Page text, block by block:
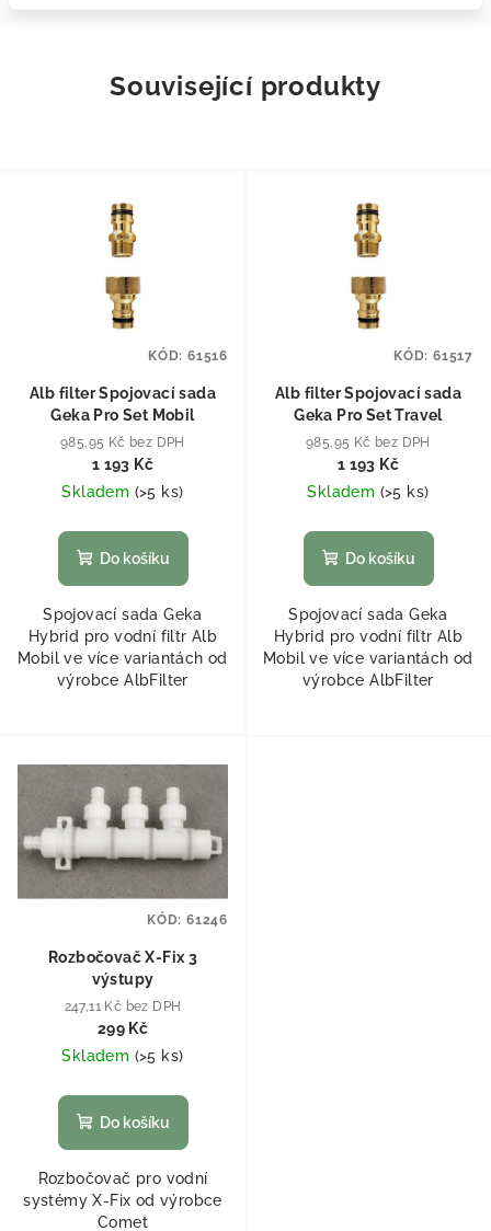
Související produkty
Alb filter Spojovací sada
Geka Pro Set Mobil
985,95 Kč bez DPH
1 193 Kč
Skladem (>5 ks)
Do košíku
Spojovací sada Geka
Hybrid pro vodní filtr Alb
Mobil ve více variantách od
výrobce AlbFilter
KÓD: 61516
Alb filter Spojovací sada
Geka Pro Set Travel
985,95 Kč bez DPH
1 193 Kč
Skladem (>5 ks)
Do košíku
Spojovací sada Geka
Hybrid pro vodní filtr Alb
Mobil ve více variantách od
výrobce AlbFilter
KÓD: 61517
Rozbočovač X-Fix 3
výstupy
247,11 Kč bez DPH
299 Kč
Skladem (>5 ks)
Do košíku
Rozbočovač pro vodní
systémy X-Fix od výrobce
Comet
KÓD: 61246